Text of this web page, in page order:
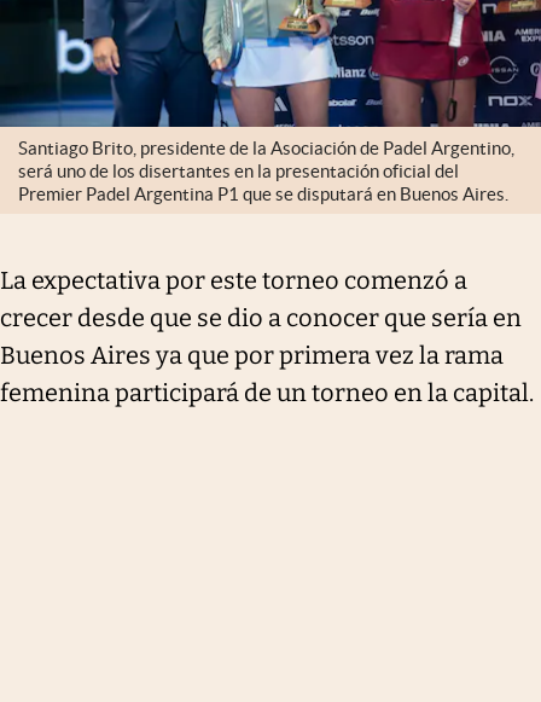
Santiago Brito, presidente de la Asociación de Padel Argentino,
será uno de los disertantes en la presentación oficial del
Premier Padel Argentina P1 que se disputará en Buenos Aires.
La expectativa por este torneo comenzó a
crecer desde que se dio a conocer que sería en
Buenos Aires ya que por primera vez la rama
femenina participará de un torneo en la capital.